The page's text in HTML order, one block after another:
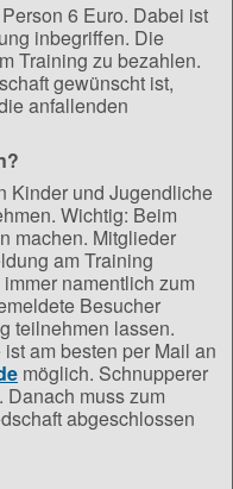
6 Euro. Dabei ist
inbegriffen. Die
Training zu bezahlen.
gewünscht ist,
anfallenden
Kinder und Jugendliche
Wichtig: Beim
machen. Mitglieder
am Training
namentlich zum
Besucher
teilnehmen lassen.
am besten per Mail an
möglich. Schnupperer
muss zum
abgeschlossen